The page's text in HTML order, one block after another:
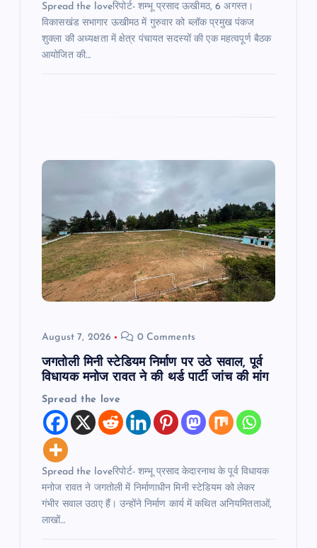
Spread the loveरिपोर्ट- शम्भू प्रसाद ऊखीमठ, 6 अगस्त।
विकासखंड सभागार ऊखीमठ में गुरुवार को ब्लॉक प्रमुख पंकज
शुक्ला की अध्यक्षता में क्षेत्र पंचायत सदस्यों की एक महत्वपूर्ण बैठक
आयोजित की…
August 7, 2026 0 Comments
जगतोली मिनी स्टेडियम निर्माण पर उठे सवाल, पूर्व
विधायक मनोज रावत ने की थर्ड पार्टी जांच की मांग
Spread the love
Spread the loveरिपोर्ट- शम्भू प्रसाद केदारनाथ के पूर्व विधायक
मनोज रावत ने जगतोली में निर्माणाधीन मिनी स्टेडियम को लेकर
गंभीर सवाल उठाए हैं। उन्होंने निर्माण कार्य में कथित अनियमितताओं,
लाखों…